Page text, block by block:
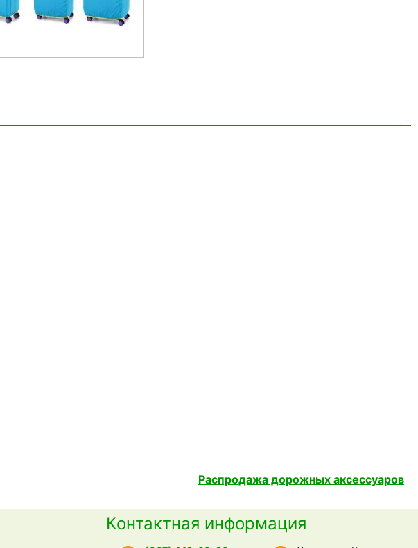
Распродажа дорожных аксессуаров
Контактная информация